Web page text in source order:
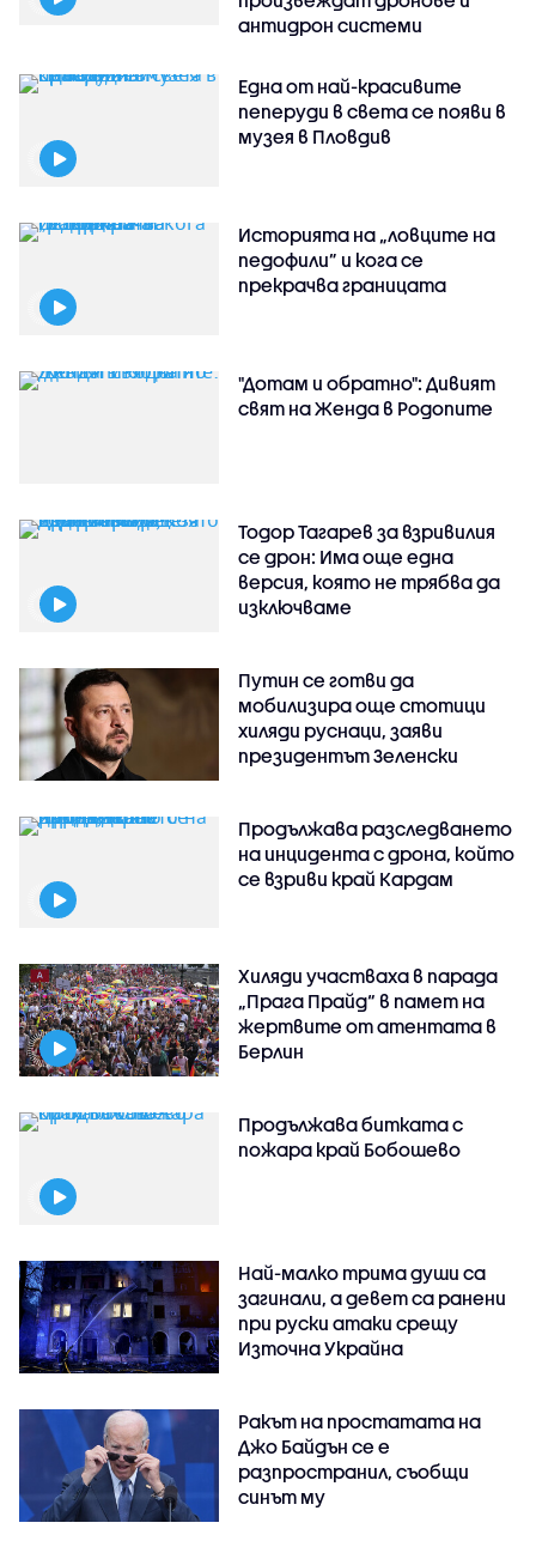
антидрон системи
Една от най-красивите
пеперуди в света се появи в
музея в Пловдив
Историята на „ловците на
педофили” и кога се
прекрачва границата
"Дотам и обратно": Дивият
свят на Женда в Родопите
Тодор Тагарев за взривилия
се дрон: Има още една
версия, която не трябва да
изключваме
Путин се готви да
мобилизира още стотици
хиляди руснаци, заяви
президентът Зеленски
Продължава разследването
на инцидента с дрона, който
се взриви край Кардам
Хиляди участваха в парада
„Прага Прайд“ в памет на
жертвите от атентата в
Берлин
Продължава битката с
пожара край Бобошево
Най-малко трима души са
загинали, а девет са ранени
при руски атаки срещу
Източна Украйна
Ракът на простатата на
Джо Байдън се е
разпространил, съобщи
синът му